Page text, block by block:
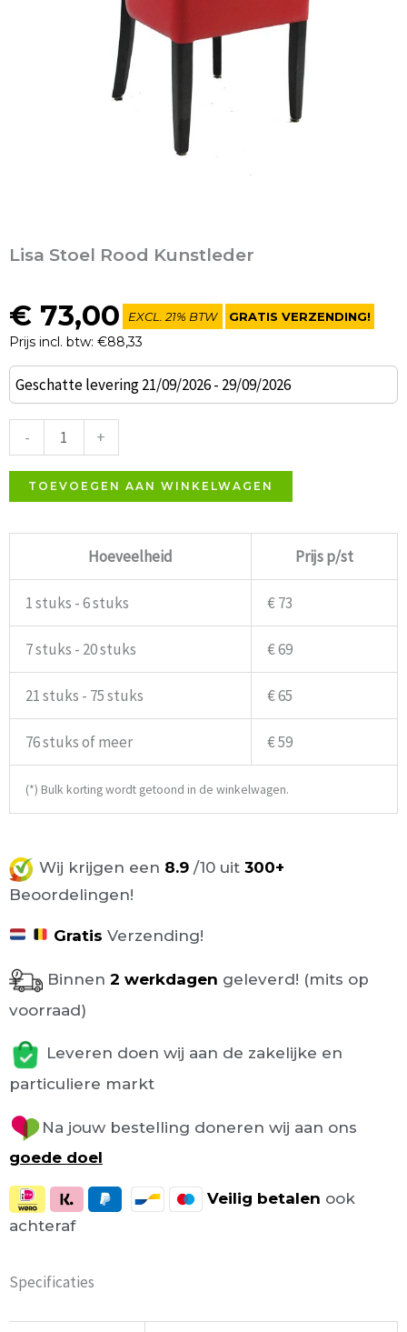
Lisa Stoel Rood Kunstleder
€ 73,00
Prijs incl. btw: €88,33
EXCL. 21% BTW GRATIS VERZENDING!
Geschatte levering 21/09/2026 - 29/09/2026
-
Lisa
Stoel
Kunstleder
aantal
+
TOEVOEGEN AAN WINKELWAGEN
Hoeveelheid Prijs p/st
1 stuks - 6 stuks € 73
7 stuks - 20 stuks € 69
21 stuks - 75 stuks € 65
76 stuks of meer € 59
(*) Bulk korting wordt getoond in de winkelwagen.
Wij krijgen een 8.9 /10 uit 300+
Beoordelingen!
Gratis Verzending!
Binnen 2 werkdagen geleverd! (mits op
voorraad)
Leveren doen wij aan de zakelijke en
particuliere markt
Na jouw bestelling doneren wij aan ons
goede doel
Veilig betalen ook
achteraf
Specificaties